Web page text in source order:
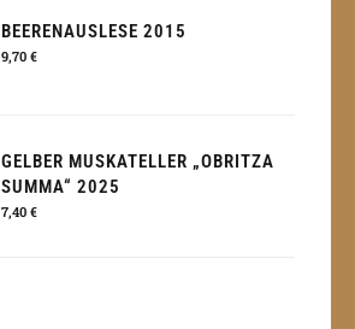
BEERENAUSLESE 2015
9,70€
GELBER MUSKATELLER „OBRITZA
SUMMA“ 2025
7,40€